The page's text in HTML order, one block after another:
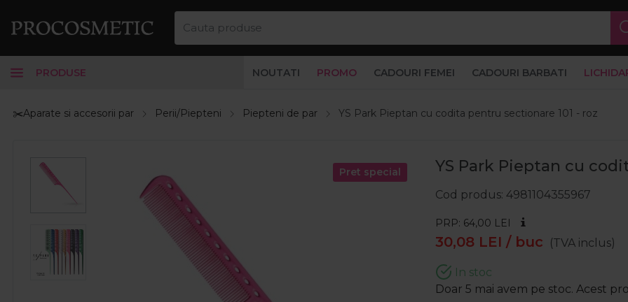
PRODUSE NOUTATI PROMO CADOURI FEMEI CADOURI BARBATI
✂️Aparate si accesorii par Perii/Piepteni Piepteni de par YS Park Pieptan cu codita pentru sectionare 101 - roz
Pret special YS Park Pieptan cu
Cod produs 4981104355967
PRP: 64,00 LEI
30,08 LEI / buc (TVA inclus)
In stoc
Doar 5 mai avem pe stoc. Acest